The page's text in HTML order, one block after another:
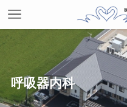
呼吸器内科